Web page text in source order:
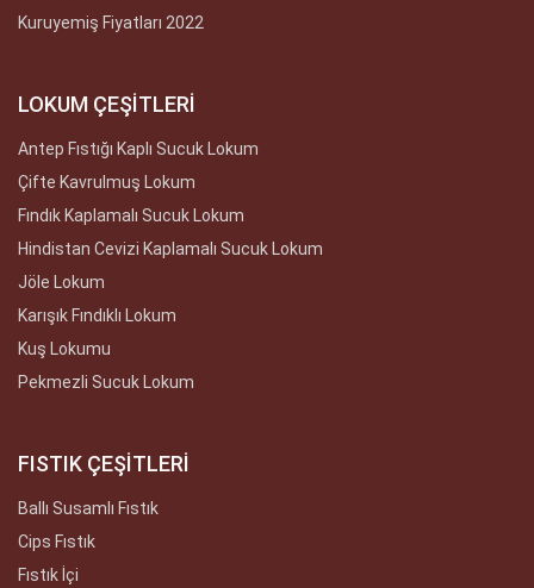
Kuruyemiş Fiyatları 2022
LOKUM ÇEŞİTLERİ
Antep Fıstığı Kaplı Sucuk Lokum
Çifte Kavrulmuş Lokum
Fındık Kaplamalı Sucuk Lokum
Hindistan Cevizi Kaplamalı Sucuk Lokum
Jöle Lokum
Karışık Fındıklı Lokum
Kuş Lokumu
Pekmezli Sucuk Lokum
FISTIK ÇEŞİTLERİ
Ballı Susamlı Fıstık
Cips Fıstık
Fıstık İçi